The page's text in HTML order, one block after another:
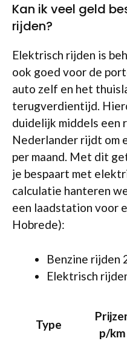
Kan ik veel geld
rijden?
Elektrisch rijden is
ook goed voor de
auto zelf en het
terugverdientijd.
duidelijk middels een
Nederlander rijdt om
per maand. Met dit
je bespaart met
calculatie hanteren
een laadstation voor
Hobrede):
Benzine rijden
Elektrisch
Type
p/km